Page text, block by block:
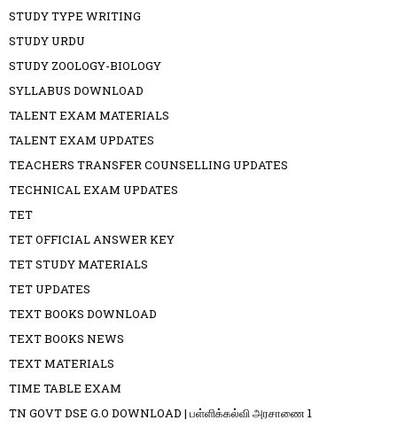
STUDY TYPE WRITING
STUDY URDU
STUDY ZOOLOGY-BIOLOGY
SYLLABUS DOWNLOAD
TALENT EXAM MATERIALS
TALENT EXAM UPDATES
TEACHERS TRANSFER COUNSELLING UPDATES
TECHNICAL EXAM UPDATES
TET
TET OFFICIAL ANSWER KEY
TET STUDY MATERIALS
TET UPDATES
TEXT BOOKS DOWNLOAD
TEXT BOOKS NEWS
TEXT MATERIALS
TIME TABLE EXAM
TN GOVT DSE G.O DOWNLOAD | பள்ளிக்கல்வி அரசாணை 1